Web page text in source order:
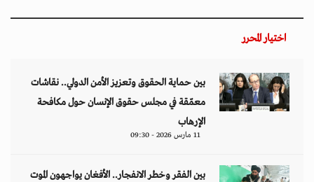
اختيار المحرر
بين حماية الحقوق وتعزيز الأمن الدولي.. نقاشات
معمّقة في مجلس حقوق الإنسان حول مكافحة
الإرهاب
11 مارس 2026 - 09:30
بين الفقر وخطر الانفجار.. الأفغان يواجهون الموت